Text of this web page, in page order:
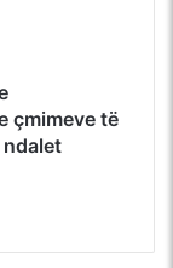
çmimeve të